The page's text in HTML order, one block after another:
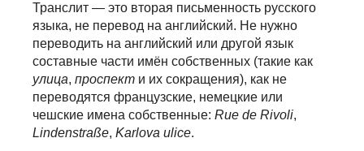
Транслит — это вторая письменность русского
языка, не перевод на английский. Не нужно
переводить на английский или другой язык
составные части имён собственных (такие как
улица, проспект и их сокращения), как не
переводятся французские, немецкие или
чешские имена собственные: Rue de Rivoli,
Lindenstraße, Karlova ulice.